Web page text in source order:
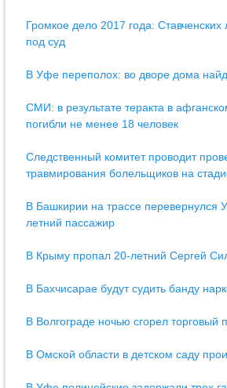
Громкое дело 2017 года: Cтавченских
под суд
В Уфе переполох: во дворе дома
СМИ: в результате теракта в
погибли не менее 18 человек
Следственный комитет проводит
травмирования болельщиков на
В Башкирии на трассе перевернулся
летний пассажир
В Крыму пропал 20-летний Сергей
В Бахчисарае будут судить банду
В Волгограде ночью сгорел торговый
В Омской области в детском саду